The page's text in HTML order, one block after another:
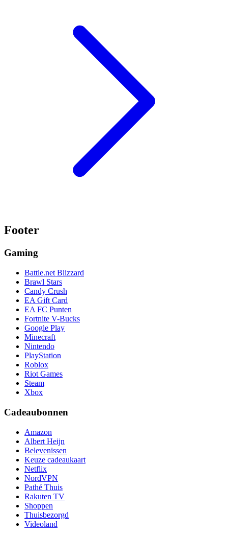
Footer
Gaming
Battle.net Blizzard
Brawl Stars
Candy Crush
EA Gift Card
EA FC Punten
Fortnite V-Bucks
Google Play
Minecraft
Nintendo
PlayStation
Roblox
Riot Games
Steam
Xbox
Cadeaubonnen
Amazon
Albert Heijn
Belevenissen
Keuze cadeaukaart
Netflix
NordVPN
Pathé Thuis
Rakuten TV
Shoppen
Thuisbezorgd
Videoland